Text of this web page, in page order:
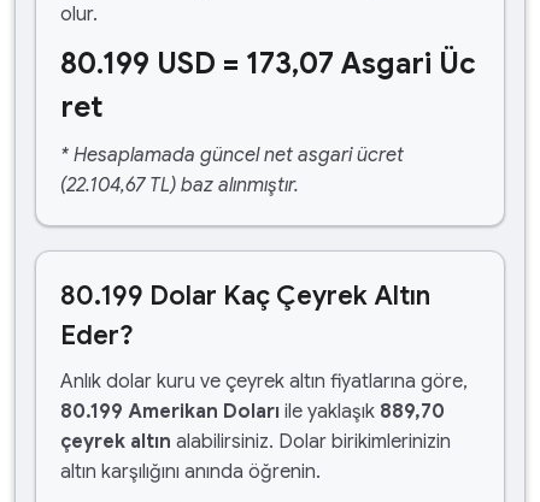
olur.
80.199 USD = 173,07 Asgari Üc
ret
* Hesaplamada güncel net asgari ücret
(22.104,67 TL) baz alınmıştır.
80.199 Dolar Kaç Çeyrek Altın
Eder?
Anlık dolar kuru ve çeyrek altın fiyatlarına göre,
80.199 Amerikan Doları ile yaklaşık 889,70
çeyrek altın alabilirsiniz. Dolar birikimlerinizin
altın karşılığını anında öğrenin.